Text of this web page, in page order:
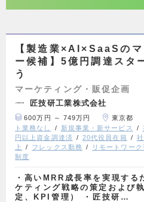
【製造業×AI×SaaSの
ー候補】5億円調達スタ
う
マーケティング・販促企画
匠技研工業株式会社
600万円 ～ 749万円 東京都
ト業務なし
新規事業・新サービス
円以上資金調達済
20代役員在籍
上
フレックス勤務 リモートワーク
制度
・高いMRR成長率を実現する
ケティング戦略の策定および
定、KPI管理） ・匠技研…